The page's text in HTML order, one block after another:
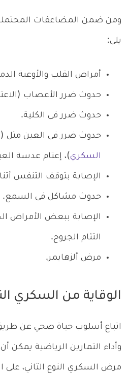
ومن ضمن المضاعفات
يلى:
أمراض القلب والأوعية
حدوث ضرر الأعصاب
حدوث ضرر فى الكلية.
حدوث ضرر فى العين مثل (
السكري)، إعتام عدسة
الإصابة بتوقف التنفس
حدوث مشاكل فى السمع.
الإصابة ببعض الأمراض
التئام الجروح.
مرض ألزهايمر.
الوقاية من السكري
اتباع أسلوب حياة صحي عن طريق
وأداء التمارين الرياضية يمكن
مرض السكري النوع الثاني، على